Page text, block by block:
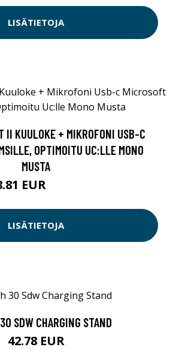
LISÄTIETOJA
II KUULOKE + MIKROFONI USB-C
OPTIMOITU UC:LLE MONO
MUSTA
EUR
LISÄTIETOJA
SDW CHARGING STAND
42.78 EUR